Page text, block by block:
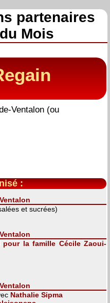
partenaires
Mois
Ventalon (ou
:
et sucrées)
pour la famille Cécile Zaoui-
Nathalie Sipma